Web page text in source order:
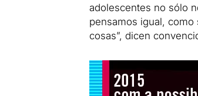
adolescentes no sólo
pensamos igual,
cosas”, dicen